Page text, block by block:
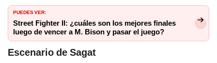
PUEDES VER:
Street Fighter II: ¿cuáles son los mejores finales
luego de vencer a M. Bison y pasar el juego?
Escenario de Sagat